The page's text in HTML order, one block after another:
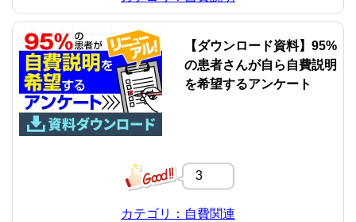
【ダウンロード資料】95%
の患者さんが自ら自費説明
を希望するアンケート
3
カテゴリ：自費関連